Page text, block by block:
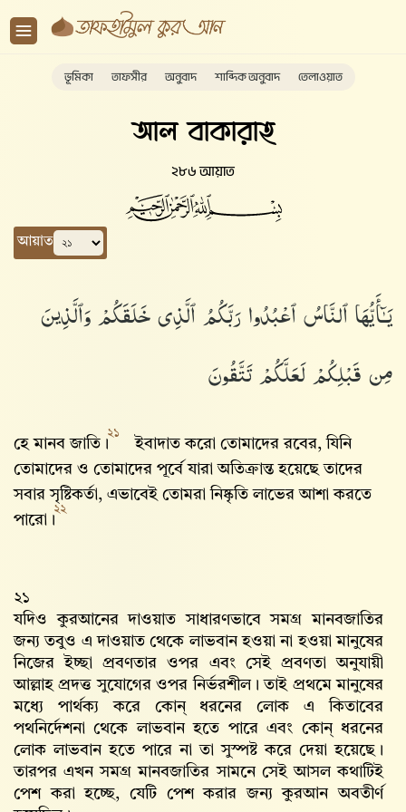
ভূমিকা তাফসীর অনুবাদ শাব্দিক অনুবাদ তেলাওয়াত
আল বাকারাহ
২৮৬ আয়াত
আয়াত
يَـٰٓأَيُّهَا ٱلنَّاسُ ٱعْبُدُوا۟ رَبَّكُمُ ٱلَّذِى خَلَقَكُمْ وَٱلَّذِينَ
مِن قَبْلِكُمْ لَعَلَّكُمْ تَتَّقُونَ
হে মানব জাতি।
২১
ইবাদাত করো তোমাদের রবের, যিনি
তোমাদের ও তোমাদের পূর্বে যারা অতিক্রান্ত হয়েছে তাদের
সবার সৃষ্টিকর্তা, এভাবেই তোমরা নিষ্কৃতি লাভের আশা করতে
পারো।
২২
২১
যদিও কুরআনের দাওয়াত সাধারণভাবে সমগ্র মানবজাতির
জন্য তবুও এ দাওয়াত থেকে লাভবান হওয়া না হওয়া মানুষের
নিজের ইচ্ছা প্রবণতার ওপর এবং সেই প্রবণতা অনুযায়ী
আল্লাহ‌ প্রদত্ত সুযোগের ওপর নির্ভরশীল। তাই প্রথমে মানুষের
মধ্যে পার্থক্য করে কোন্‌ ধরনের লোক এ কিতাবের
পথনির্দেশনা থেকে লাভবান হতে পারে এবং কোন্‌ ধরনের
লোক লাভবান হতে পারে না তা সুস্পষ্ট করে দেয়া হয়েছে।
তারপর এখন সমগ্র মানবজাতির সামনে সেই আসল কথাটিই
পেশ করা হচ্ছে, যেটি পেশ করার জন্য কুরআন অবতীর্ণ